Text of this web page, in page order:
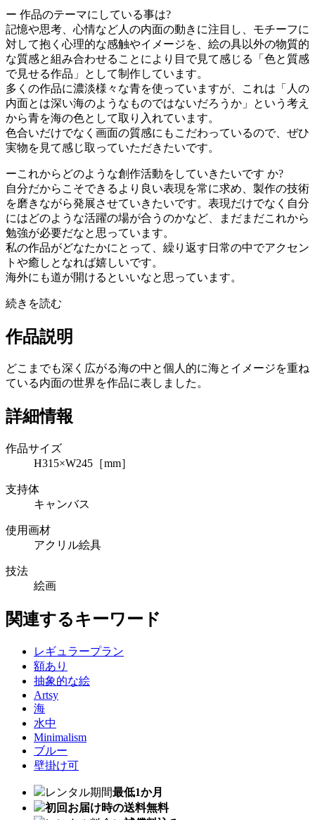
ー 作品のテーマにしている事は?
記憶や思考、心情など人の内面の動きに注目し、モチーフに
対して抱く心理的な感触やイメージを、絵の具以外の物質的
な質感と組み合わせることにより目で見て感じる「色と質感
で見せる作品」として制作しています。
多くの作品に濃淡様々な青を使っていますが、これは「人の
内面とは深い海のようなものではないだろうか」という考え
から青を海の色として取り入れています。
色合いだけでなく画面の質感にもこだわっているので、ぜひ
実物を見て感じ取っていただきたいです。
ーこれからどのような創作活動をしていきたいです か?
自分だからこそできるより良い表現を常に求め、製作の技術
を磨きながら発展させていきたいです。表現だけでなく自分
にはどのような活躍の場が合うのかなど、まだまだこれから
勉強が必要だなと思っています。
私の作品がどなたかにとって、繰り返す日常の中でアクセン
トや癒しとなれば嬉しいです。
海外にも道が開けるといいなと思っています。
続きを読む
作品説明
どこまでも深く広がる海の中と個人的に海とイメージを重ね
ている内面の世界を作品に表しました。
詳細情報
作品サイズ
H315×W245［mm］
支持体
キャンバス
使用画材
アクリル絵具
技法
絵画
関連するキーワード
レギュラープラン
額あり
抽象的な絵
Artsy
海
水中
Minimalism
ブルー
壁掛け可
レンタル期間最低1か月
初回お届け時の送料無料